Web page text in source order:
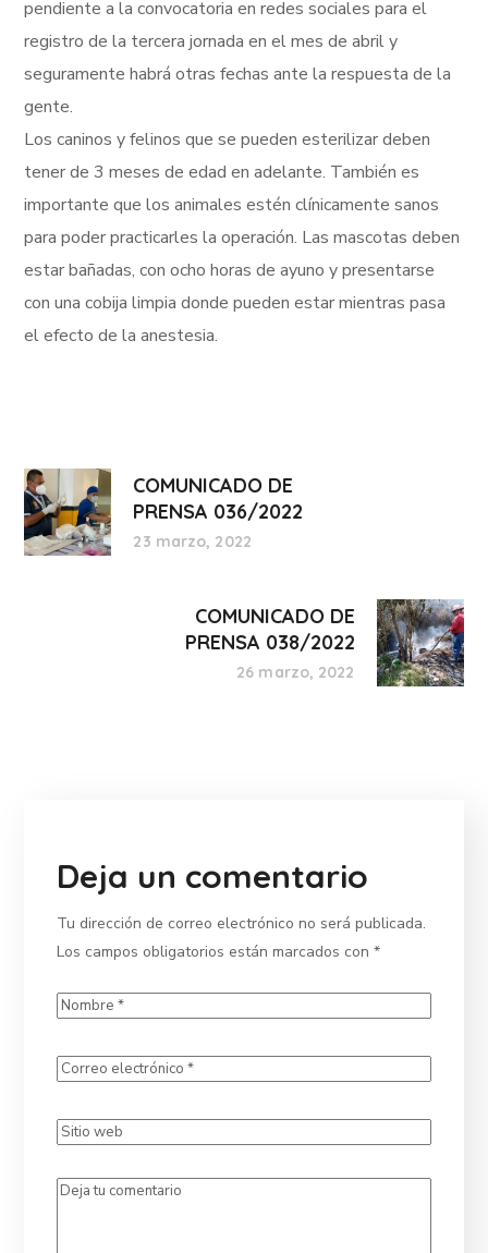
pendiente a la convocatoria en redes sociales para el
registro de la tercera jornada en el mes de abril y
seguramente habrá otras fechas ante la respuesta de la
gente.
Los caninos y felinos que se pueden esterilizar deben
tener de 3 meses de edad en adelante. También es
importante que los animales estén clínicamente sanos
para poder practicarles la operación. Las mascotas deben
estar bañadas, con ocho horas de ayuno y presentarse
con una cobija limpia donde pueden estar mientras pasa
el efecto de la anestesia.
COMUNICADO DE
PRENSA 036/2022
23 marzo, 2022
COMUNICADO DE
PRENSA 038/2022
26 marzo, 2022
Deja un comentario
Tu dirección de correo electrónico no será publicada.
Los campos obligatorios están marcados con*